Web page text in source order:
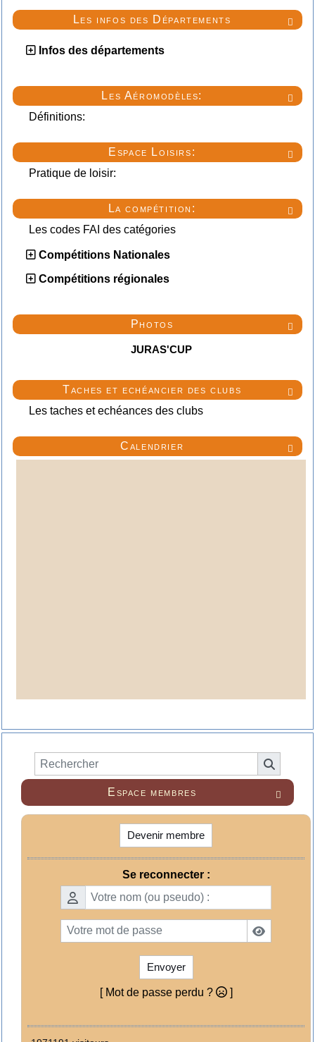

Les infos des Départements
Infos des départements

Les Aéromodèles:
Définitions:

Espace Loisirs:
Pratique de loisir:

La compétition:
Les codes FAI des catégories
Compétitions Nationales
Compétitions régionales

Photos
JURAS'CUP

Taches et echéancier des clubs
Les taches et echéances des clubs

Calendrier

Espace membres
Devenir membre
Se reconnecter :
Envoyer
[ Mot de passe perdu ? ]